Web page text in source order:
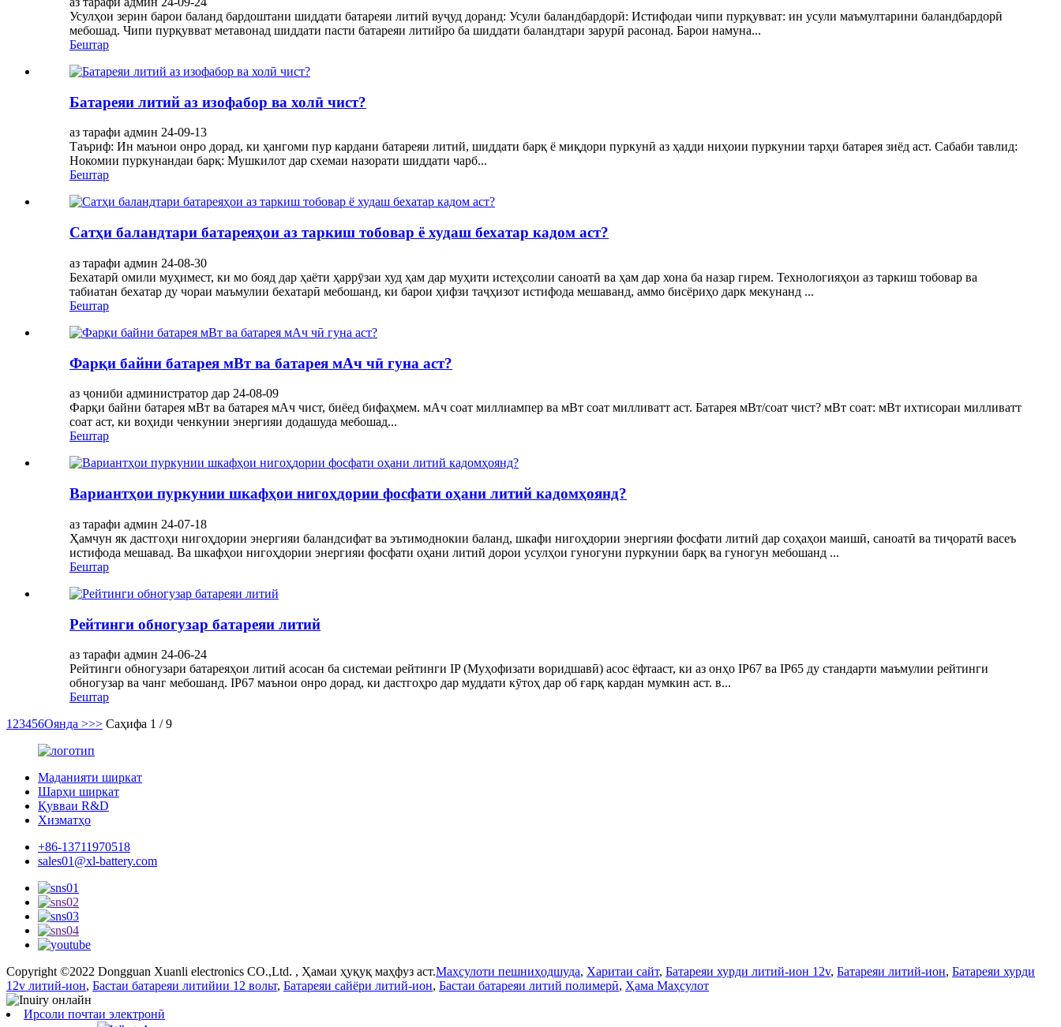
Усулҳои зерин барои баланд бардоштани шиддати батареяи литий вуҷуд доранд: Усули баландбардорӣ: Истифодаи чипи пурқувват: ин усули маъмултарини баландбардорӣ
мебошад. Чипи пурқувват метавонад шиддати пасти батареяи литийро ба шиддати баландтари зарурӣ расонад. Барои намуна...
Бештар
Батареяи литий аз изофабор ва холӣ чист?
аз тарафи админ 24-09-13
Таъриф: Ин маънои онро дорад, ки ҳангоми пур кардани батареяи литий, шиддати барқ ​​ё миқдори пуркунӣ аз ҳадди ниҳоии пуркунии тарҳи батарея зиёд аст. Сабаби тавлид:
Нокомии пуркунандаи барқ: Мушкилот дар схемаи назорати шиддати чарб...
Бештар
Сатҳи баландтари батареяҳои аз таркиш тобовар ё худаш бехатар кадом аст?
аз тарафи админ 24-08-30
Бехатарӣ омили муҳимест, ки мо бояд дар ҳаёти ҳаррӯзаи худ ҳам дар муҳити истеҳсолии саноатӣ ва ҳам дар хона ба назар гирем. Технологияҳои аз таркиш тобовар ва
табиатан бехатар ду чораи маъмулии бехатарӣ мебошанд, ки барои ҳифзи таҷҳизот истифода мешаванд, аммо бисёриҳо дарк мекунанд ...
Бештар
Фарқи байни батарея мВт ва батарея мАч чӣ гуна аст?
аз ҷониби администратор дар 24-08-09
Фарқи байни батарея мВт ва батарея мАч чист, биёед бифаҳмем. мАч соат миллиампер ва мВт соат милливатт аст. Батарея мВт/соат чист? мВт соат: мВт ихтисораи милливатт
соат аст, ки воҳиди ченкунии энергияи додашуда мебошад...
Бештар
Вариантҳои пуркунии шкафҳои нигоҳдории фосфати оҳани литий кадомҳоянд?
аз тарафи админ 24-07-18
Ҳамчун як дастгоҳи нигоҳдории энергияи баландсифат ва эътимоднокии баланд, шкафи нигоҳдории энергияи фосфати литий дар соҳаҳои маишӣ, саноатӣ ва тиҷоратӣ васеъ
истифода мешавад. Ва шкафҳои нигоҳдории энергияи фосфати оҳани литий дорои усулҳои гуногуни пуркунии барқ ​​ва гуногун мебошанд ...
Бештар
Рейтинги обногузар батареяи литий
аз тарафи админ 24-06-24
Рейтинги обногузари батареяҳои литий асосан ба системаи рейтинги IP (Муҳофизати воридшавӣ) асос ёфтааст, ки аз онҳо IP67 ва IP65 ду стандарти маъмулии рейтинги
обногузар ва чанг мебошанд. IP67 маънои онро дорад, ки дастгоҳро дар муддати кӯтоҳ дар об ғарқ кардан мумкин аст. в...
Бештар
1 23456Оянда >>> Саҳифа 1 / 9
Маданияти ширкат
Шарҳи ширкат
Қувваи R&D
Хизматҳо
+86-13711970518
sales01@xl-battery.com
Copyright ©2022 Dongguan Xuanli electronics CO.,Ltd. , Ҳамаи ҳуқуқ маҳфуз аст.Маҳсулоти пешниҳодшуда, Харитаи сайт, Батареяи хурди литий-ион 12v, Батареяи литий-ион, Батареяи хурди
12v литий-ион, Бастаи батареяи литийии 12 вольт, Батареяи сайёри литий-ион, Бастаи батареяи литий полимерӣ, Ҳама Маҳсулот
Ирсоли почтаи электронӣ